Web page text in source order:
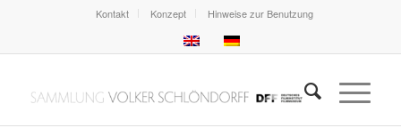
Kontakt Konzept Hinweise zur Benutzung